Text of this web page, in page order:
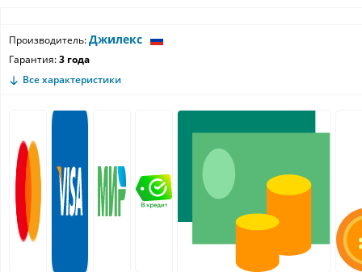
Производитель:Джилекс
Гарантия:3 года
Все характеристики